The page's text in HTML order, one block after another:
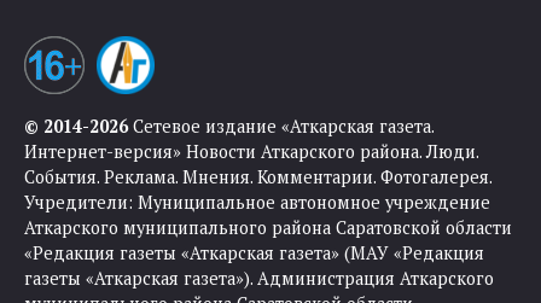
© 2014-2026Сетевое издание «Аткарская газета.
Интернет-версия» Новости Аткарского района. Люди.
События. Реклама. Мнения. Комментарии. Фотогалерея.
Учредители: Муниципальное автономное учреждение
Аткарского муниципального района Саратовской области
«Редакция газеты «Аткарская газета» (МАУ «Редакция
газеты «Аткарская газета»). Администрация Аткарского